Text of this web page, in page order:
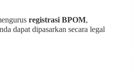
registrasi BPOM,
dapat dipasarkan secara legal